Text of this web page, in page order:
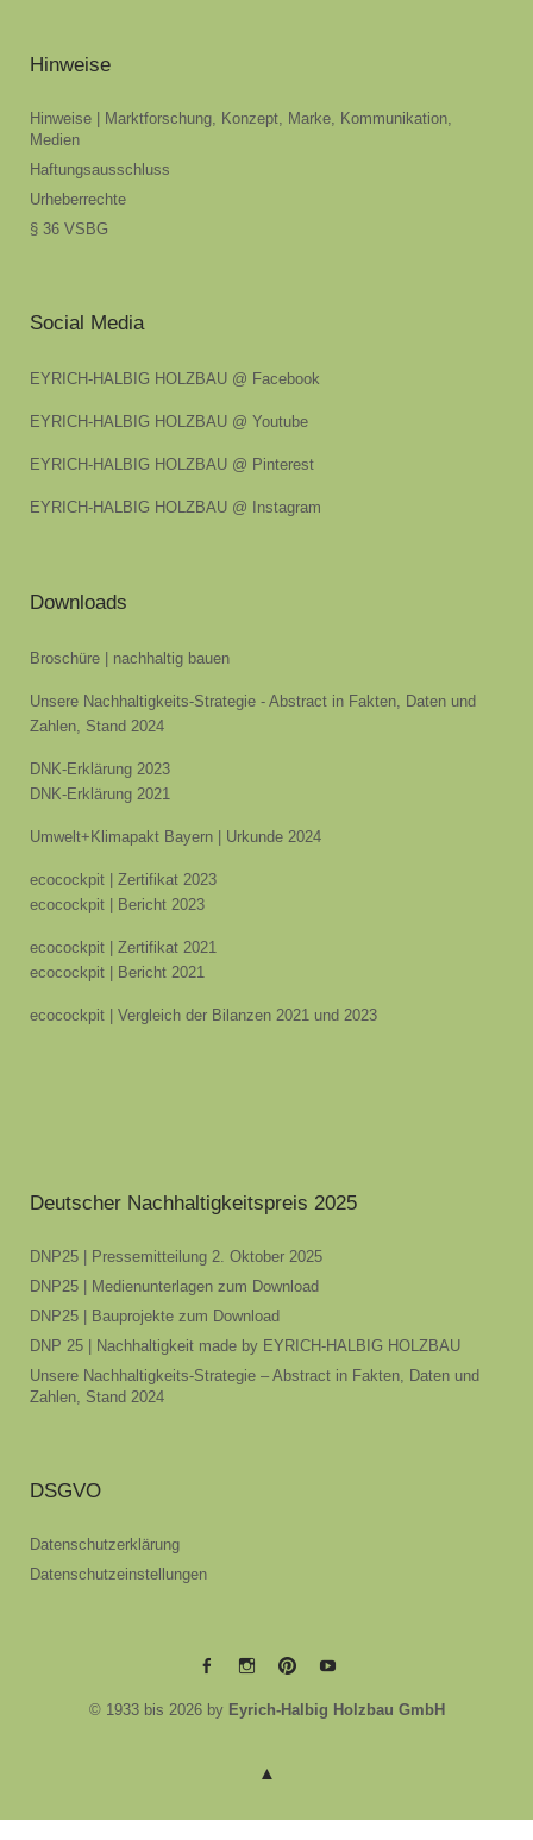
Hinweise
Hinweise | Marktforschung, Konzept, Marke, Kommunikation,
Medien
Haftungsausschluss
Urheberrechte
§ 36 VSBG
Social Media
EYRICH-HALBIG HOLZBAU @ Facebook
EYRICH-HALBIG HOLZBAU @ Youtube
EYRICH-HALBIG HOLZBAU @ Pinterest
EYRICH-HALBIG HOLZBAU @ Instagram
Downloads
Broschüre | nachhaltig bauen
Unsere Nachhaltigkeits-Strategie - Abstract in Fakten, Daten und
Zahlen, Stand 2024
DNK-Erklärung 2023
DNK-Erklärung 2021
Umwelt+Klimapakt Bayern | Urkunde 2024
ecocockpit | Zertifikat 2023
ecocockpit | Bericht 2023
ecocockpit | Zertifikat 2021
ecocockpit | Bericht 2021
ecocockpit | Vergleich der Bilanzen 2021 und 2023
Deutscher Nachhaltigkeitspreis 2025
DNP25 | Pressemitteilung 2. Oktober 2025
DNP25 | Medienunterlagen zum Download
DNP25 | Bauprojekte zum Download
DNP 25 | Nachhaltigkeit made by EYRICH-HALBIG HOLZBAU
Unsere Nachhaltigkeits-Strategie – Abstract in Fakten, Daten und
Zahlen, Stand 2024
DSGVO
Datenschutzerklärung
Datenschutzeinstellungen
EYRICH-EYRICH-EYRICH-EYRICH-
© 1933 bis 2026 by Eyrich-Halbig Holzbau GmbH